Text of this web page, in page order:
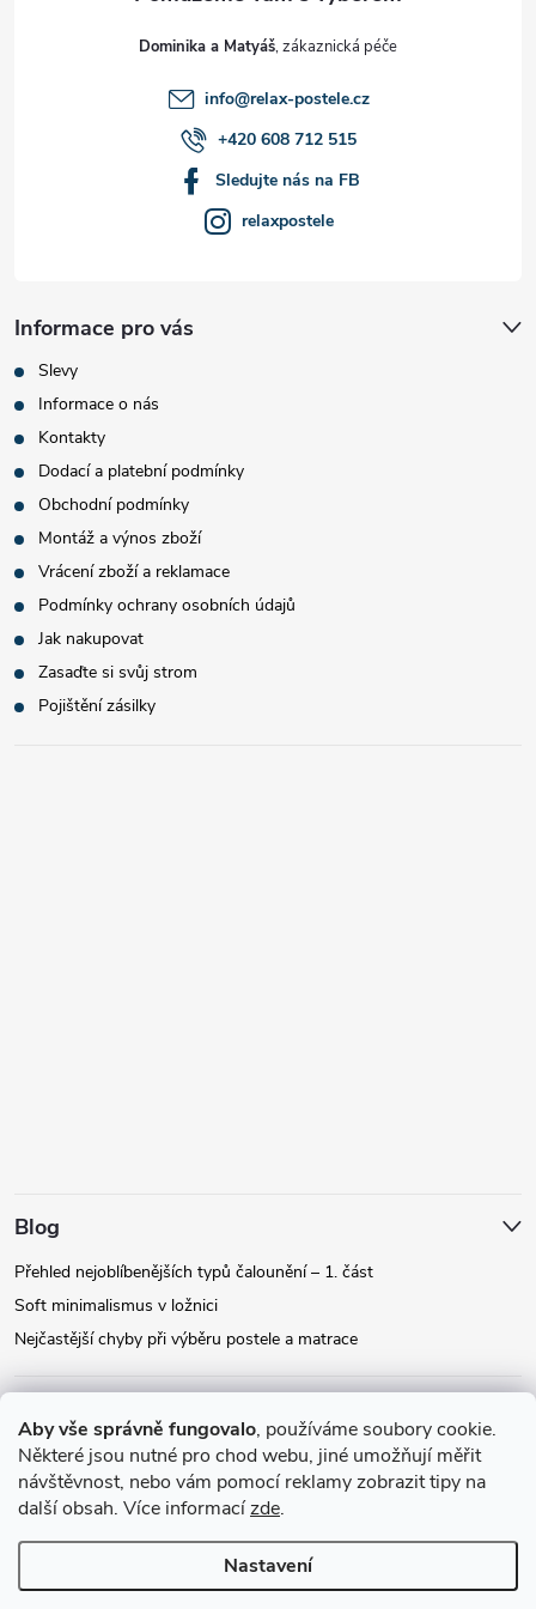
Aby vše správně fungovalo, používáme soubory cookie.
Některé jsou nutné pro chod webu, jiné umožňují měřit
návštěvnost, nebo vám pomocí reklamy zobrazit tipy na
další obsah. Více informacízde.
Nastavení
Dominika a Matyáš
info@relax-postele.cz
+420 608 712 515
Sledujte nás na FB
relaxpostele
Informace pro vás
Slevy
Informace o nás
Kontakty
Dodací a platební podmínky
Obchodní podmínky
Montáž a výnos zboží
Vrácení zboží a reklamace
Podmínky ochrany osobních údajů
Jak nakupovat
Zasaďte si svůj strom
Pojištění zásilky
Blog
Přehled nejoblíbenějších typů čalounění – 1. část
Soft minimalismus v ložnici
Nejčastější chyby při výběru postele a matrace
Instagram
Copyright 2026Relax-postele.cz. Všechna práva vyhrazena.Upravit